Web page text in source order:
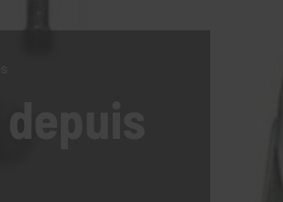
depuis